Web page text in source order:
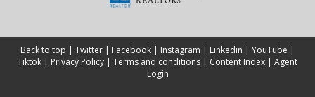
Back to top | Twitter | Facebook | Instagram | Linkedin | YouTube |
Tiktok | Privacy Policy | Terms and conditions | Content Index | Agent
Login